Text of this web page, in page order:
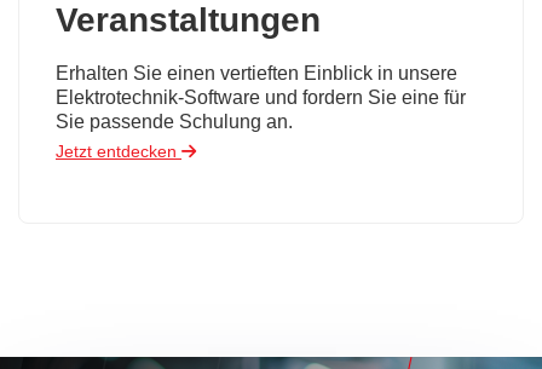
Veranstaltungen
Erhalten Sie einen vertieften Einblick in unsere
Elektrotechnik-Software und fordern Sie eine für
Sie passende Schulung an.
Jetzt entdecken